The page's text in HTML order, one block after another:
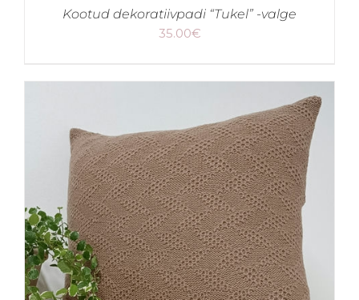
Kootud dekoratiivpadi “Tukel” -valge
35.00€